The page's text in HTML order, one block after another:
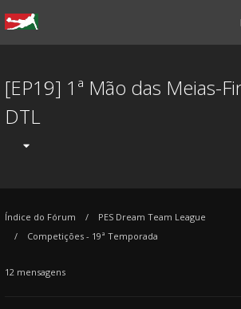
[EP19] 1ª Mão das Meias-
DTL
Índice do Fórum
PES Dream Team League
Competições - 19ª Temporada
12 mensagens